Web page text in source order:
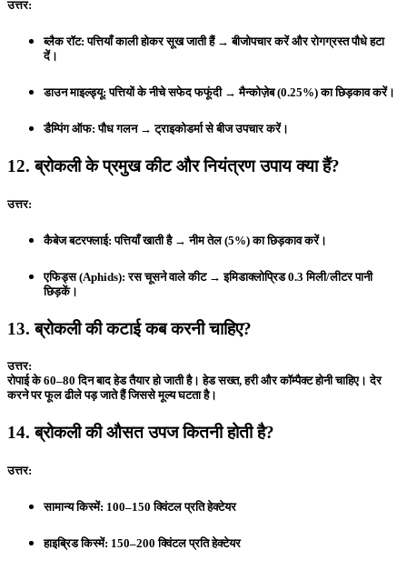
उत्तर:
ब्लैक रॉट: पत्तियाँ काली होकर सूख जाती हैं → बीजोपचार करें और रोगग्रस्त पौधे हटा
दें।
डाउन माइल्ड्यू: पत्तियों के नीचे सफेद फफूंदी → मैन्कोज़ेब (0.25%) का छिड़काव करें।
डैम्पिंग ऑफ: पौध गलन → ट्राइकोडर्मा से बीज उपचार करें।
12. ब्रोकली के प्रमुख कीट और नियंत्रण उपाय क्या हैं?
उत्तर:
कैबेज बटरफ्लाई: पत्तियाँ खाती है → नीम तेल (5%) का छिड़काव करें।
एफिड्स (Aphids): रस चूसने वाले कीट → इमिडाक्लोप्रिड 0.3 मिली/लीटर पानी
छिड़कें।
13. ब्रोकली की कटाई कब करनी चाहिए?
उत्तर:
रोपाई के 60–80 दिन बाद हेड तैयार हो जाती है। हेड सख्त, हरी और कॉम्पैक्ट होनी चाहिए। देर
करने पर फूल ढीले पड़ जाते हैं जिससे मूल्य घटता है।
14. ब्रोकली की औसत उपज कितनी होती है?
उत्तर:
सामान्य किस्में: 100–150 क्विंटल प्रति हेक्टेयर
हाइब्रिड किस्में: 150–200 क्विंटल प्रति हेक्टेयर